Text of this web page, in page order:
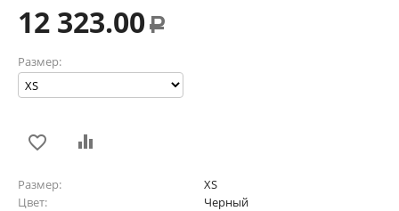
12 323.00 Р
Размер:
Размер
XS
Цвет
Черный